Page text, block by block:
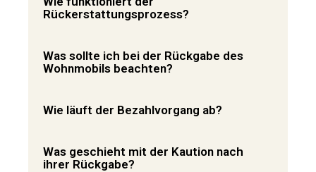
Rückerstattungsprozess?
Was sollte ich bei der Rückgabe des
Wohnmobils beachten?
Wie läuft der Bezahlvorgang ab?
Was geschieht mit der Kaution nach
ihrer Rückgabe?